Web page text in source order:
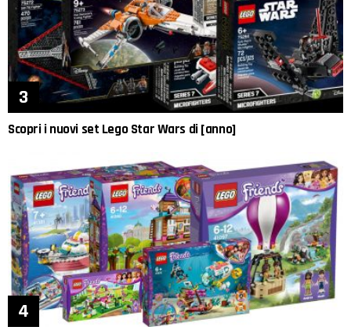
Scopri i nuovi set Lego Star Wars di [anno]